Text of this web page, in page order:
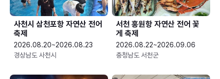
사천시 삼천포항 자연산 전어
축제
2026.08.20~2026.08.23
경상남도 사천시
서천 홍원항 자연산 전어 꽃
게 축제
2026.08.22~2026.09.06
충청남도 서천군